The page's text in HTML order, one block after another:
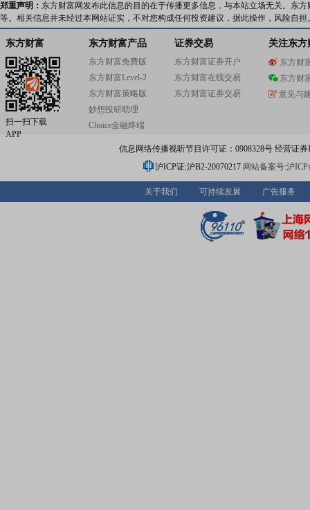
郑重声明： 东方财富网发布此信息的目的在于传播更多信息，与本站立场无关。东
等。相关信息并未经过本网站证实，不对您构成任何投资建议，据此操作，风险自担